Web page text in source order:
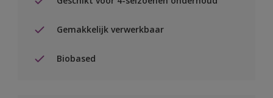
Gemakkelijk verwerkbaar
Biobased